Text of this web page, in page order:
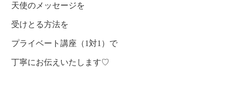
天使のメッセージを
受けとる方法を
プライベート講座（1対1）で
丁寧にお伝えいたします♡